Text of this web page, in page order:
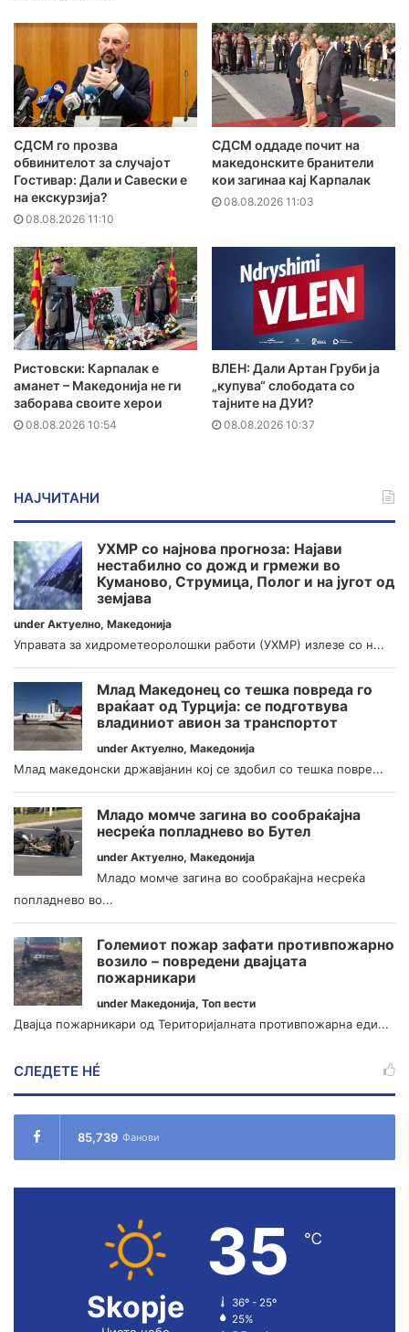
СДСМ го прозва
обвинителот за случајот
Гостивар: Дали и Савески е
на екскурзија?
08.08.2026 11:10
СДСМ оддаде почит на
македонските бранители
кои загинаа кај Карпалак
08.08.2026 11:03
Ристовски: Карпалак е
аманет – Македонија не ги
заборава своите херои
08.08.2026 10:54
ВЛЕН: Дали Артан Груби ја
„купува“ слободата со
тајните на ДУИ?
08.08.2026 10:37
НАЈЧИТАНИ
УХМР со најнова прогноза: Најави
нестабилно со дожд и грмежи во
Куманово, Струмица, Полог и на југот од
земјава
under Актуелно, Македонија
Управата за хидрометеоролошки работи (УХМР) излезе со н...
Млад Македонец со тешка повреда го
враќаат од Турција: се подготвува
владиниот авион за транспортот
under Актуелно, Македонија
Млад македонски државјанин кој се здобил со тешка повре...
Младо момче загина во сообраќајна
несреќа попладнево во Бутел
under Актуелно, Македонија
Младо момче загина во сообраќајна несреќа
попладнево во...
Големиот пожар зафати противпожарно
возило – повредени двајцата
пожарникари
under Македонија, Топ вести
Двајца пожарникари од Територијалната противпожарна еди...
СЛЕДЕТЕ НÉ
85,739 Фанови
Skopje
35 ℃
36º - 25º
25%